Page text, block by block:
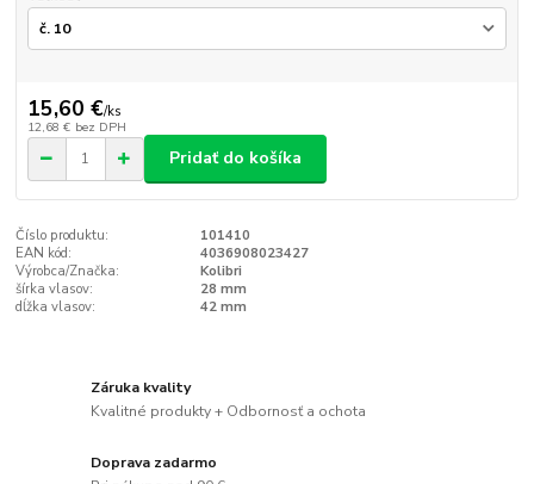
15,60 €/ks
12,68 € bez DPH
Pridať do košíka
Číslo produktu:
101410
EAN kód:
4036908023427
Výrobca/Značka:
Kolibri
šírka vlasov:
28 mm
dĺžka vlasov:
42 mm
Záruka kvality
Kvalitné produkty + Odbornosť a ochota
Doprava zadarmo